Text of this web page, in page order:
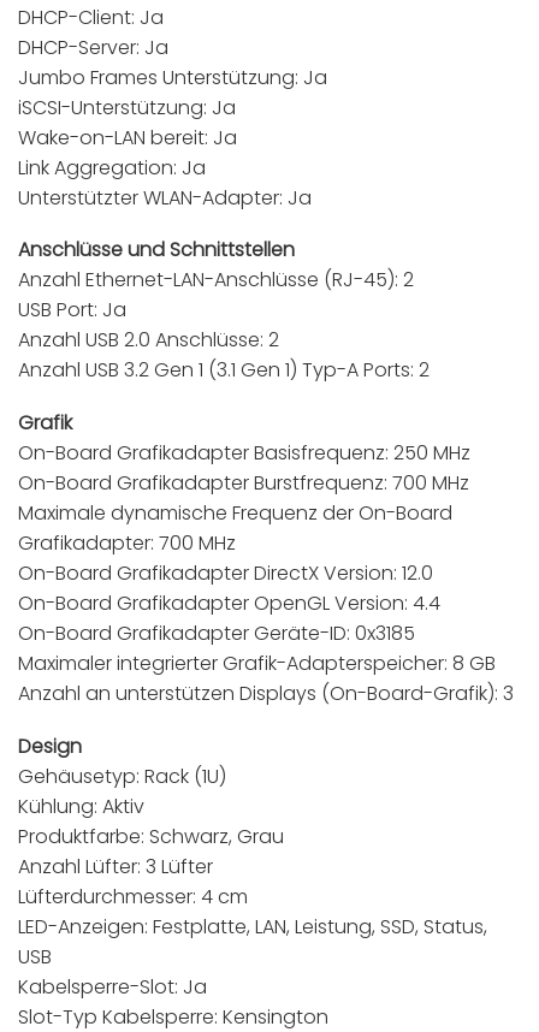
DHCP-Client: Ja
DHCP-Server: Ja
Jumbo Frames Unterstützung: Ja
iSCSI-Unterstützung: Ja
Wake-on-LAN bereit: Ja
Link Aggregation: Ja
Unterstützter WLAN-Adapter: Ja
Anschlüsse und Schnittstellen
Anzahl Ethernet-LAN-Anschlüsse (RJ-45): 2
USB Port: Ja
Anzahl USB 2.0 Anschlüsse: 2
Anzahl USB 3.2 Gen 1 (3.1 Gen 1) Typ-A Ports: 2
Grafik
On-Board Grafikadapter Basisfrequenz: 250 MHz
On-Board Grafikadapter Burstfrequenz: 700 MHz
Maximale dynamische Frequenz der On-Board
Grafikadapter: 700 MHz
On-Board Grafikadapter DirectX Version: 12.0
On-Board Grafikadapter OpenGL Version: 4.4
On-Board Grafikadapter Geräte-ID: 0x3185
Maximaler integrierter Grafik-Adapterspeicher: 8 GB
Anzahl an unterstützen Displays (On-Board-Grafik): 3
Design
Gehäusetyp: Rack (1U)
Kühlung: Aktiv
Produktfarbe: Schwarz, Grau
Anzahl Lüfter: 3 Lüfter
Lüfterdurchmesser: 4 cm
LED-Anzeigen: Festplatte, LAN, Leistung, SSD, Status,
USB
Kabelsperre-Slot: Ja
Slot-Typ Kabelsperre: Kensington